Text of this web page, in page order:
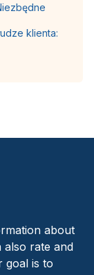
klienta:
about
also rate and
goal is to